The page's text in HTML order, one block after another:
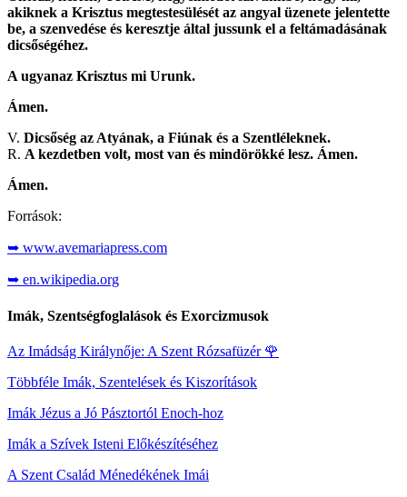
akiknek a Krisztus megtestesülését az angyal üzenete jelentette
be, a szenvedése és keresztje által jussunk el a feltámadásának
dicsőségéhez.
A ugyanaz Krisztus mi Urunk.
Ámen.
V. Dicsőség az Atyának, a Fiúnak és a Szentléleknek.
R. A kezdetben volt, most van és mindörökké lesz. Ámen.
Ámen.
Források:
➥ www.avemariapress.com
➥ en.wikipedia.org
Imák, Szentségfoglalások és Exorcizmusok
Az Imádság Királynője: A Szent Rózsafüzér 🌹
Többféle Imák, Szentelések és Kiszorítások
Imák Jézus a Jó Pásztortól Enoch-hoz
Imák a Szívek Isteni Előkészítéséhez
A Szent Család Ménedékének Imái